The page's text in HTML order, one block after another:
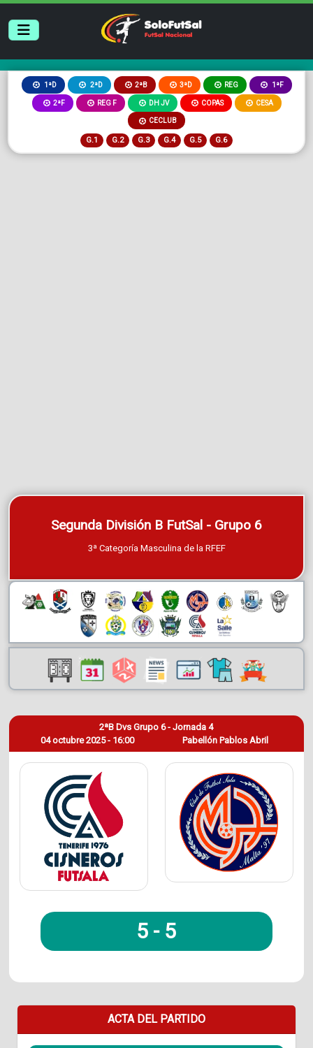
1ªD 2ªD 2ªB 3ªD REG 1ªF
2ªF REG F DH JV COPAS CESA
CECLUB
G.1 G.2 G.3 G.4 G.5 G.6
Segunda División B FutSal - Grupo 6
3ª Categoría Masculina de la RFEF
04 octubre 2025 - 16:00
2ªB Dvs Grupo 6 - Jornada 4
Pabellón Pablos Abril
5 - 5
ACTA DEL PARTIDO